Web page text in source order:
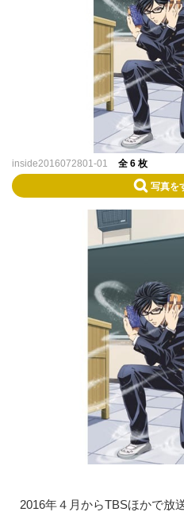
inside2016072801-01 全 6 枚
写真を
2016年４月からTBSほかで放